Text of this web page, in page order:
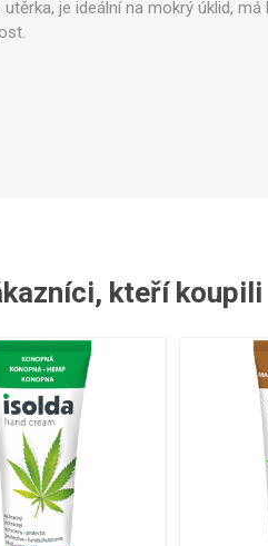
Ventily a spínače
je ideální na mokrý úklid,
kteří